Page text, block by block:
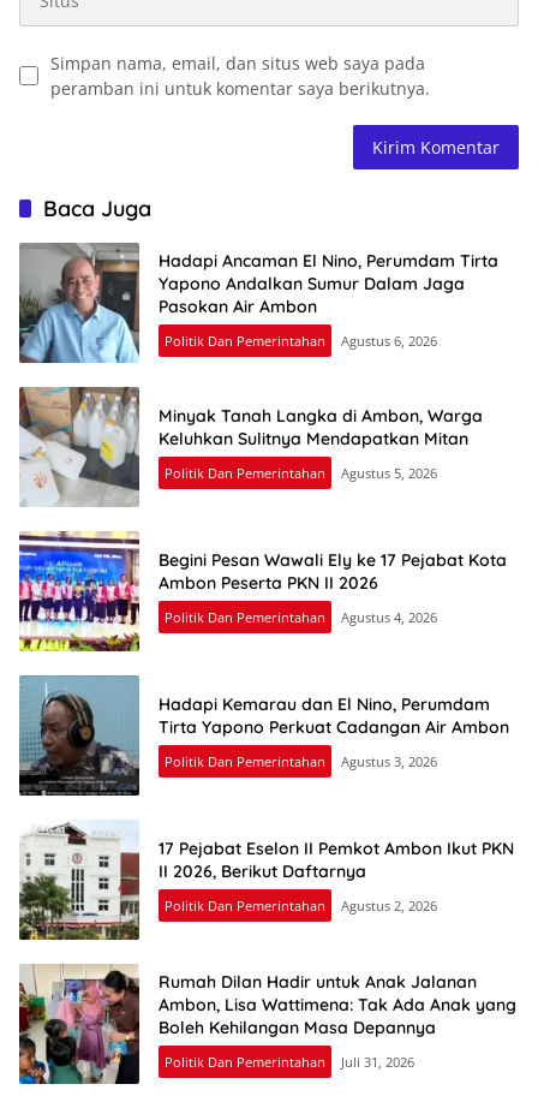
Simpan nama, email, dan situs web saya pada
peramban ini untuk komentar saya berikutnya.
Baca Juga
Hadapi Ancaman El Nino, Perumdam Tirta
Yapono Andalkan Sumur Dalam Jaga
Pasokan Air Ambon
Politik Dan Pemerintahan Agustus 6, 2026
Minyak Tanah Langka di Ambon, Warga
Keluhkan Sulitnya Mendapatkan Mitan
Politik Dan Pemerintahan Agustus 5, 2026
Begini Pesan Wawali Ely ke 17 Pejabat Kota
Ambon Peserta PKN II 2026
Politik Dan Pemerintahan Agustus 4, 2026
Hadapi Kemarau dan El Nino, Perumdam
Tirta Yapono Perkuat Cadangan Air Ambon
Politik Dan Pemerintahan Agustus 3, 2026
17 Pejabat Eselon II Pemkot Ambon Ikut PKN
II 2026, Berikut Daftarnya
Politik Dan Pemerintahan Agustus 2, 2026
Rumah Dilan Hadir untuk Anak Jalanan
Ambon, Lisa Wattimena: Tak Ada Anak yang
Boleh Kehilangan Masa Depannya
Politik Dan Pemerintahan Juli 31, 2026